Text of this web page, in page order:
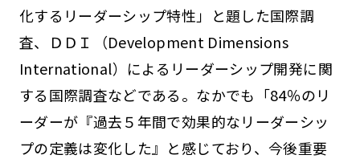
化するリーダーシップ特性」と題した国際調
査、ＤＤＩ（Development Dimensions
International）によるリーダーシップ開発に関
する国際調査などである。なかでも「84％のリ
ーダーが『過去５年間で効果的なリーダーシッ
プの定義は変化した』と感じており、今後重要